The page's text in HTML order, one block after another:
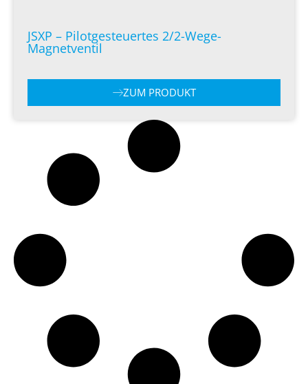
JSXP – Pilotgesteuertes 2/2-Wege-
Magnetventil
ZUM PRODUKT